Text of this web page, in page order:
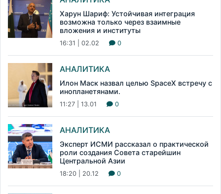
Харун Шариф: Устойчивая интеграция
возможна только через взаимные
вложения и институты
16:31 | 02.02 0
АНАЛИТИКА
Илон Маск назвал целью SpaceX встречу с
инопланетянами.
11:27 | 13.01 0
АНАЛИТИКА
Эксперт ИСМИ рассказал о практической
роли создания Совета старейшин
Центральной Азии
18:20 | 20.12 0